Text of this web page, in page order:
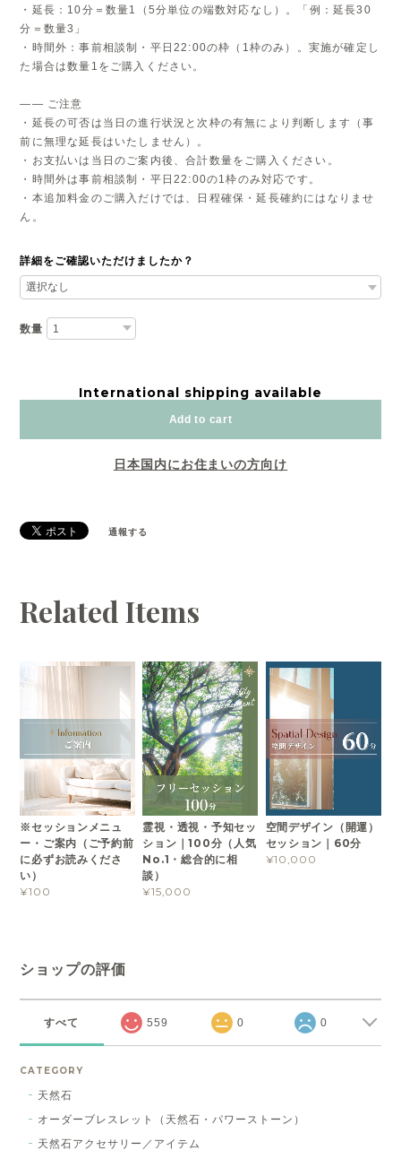
・延長：10分＝数量1（5分単位の端数対応なし）。「例：延長30
分＝数量3」
・時間外：事前相談制・平日22:00の枠（1枠のみ）。実施が確定し
た場合は数量1をご購入ください。
―― ご注意
・延長の可否は当日の進行状況と次枠の有無により判断します（事
前に無理な延長はいたしません）。
・お支払いは当日のご案内後、合計数量をご購入ください。
・時間外は事前相談制・平日22:00の1枠のみ対応です。
・本追加料金のご購入だけでは、日程確保・延長確約にはなりませ
ん。
詳細をご確認いただけましたか？
数量
International shipping available
Add to cart
日本国内にお住まいの方向け
通報する
Related Items
※セッションメニュ
ー・ご案内（ご予約前
に必ずお読みくださ
い）
¥100
霊視・透視・予知セッ
ション｜100分（人気
No.1・総合的に相
談）
¥15,000
空間デザイン（開運）
セッション｜60分
¥10,000
ショップの評価
すべて 559 0 0
CATEGORY
天然石
オーダーブレスレット（天然石・パワーストーン）
天然石アクセサリー／アイテム